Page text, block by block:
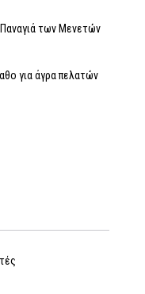
των Μενετών
για άγρα πελατών